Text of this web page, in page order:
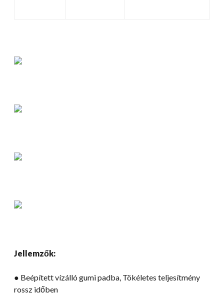
Jellemzők:
● Beépített vízálló gumi padba, Tökéletes teljesítmény
rossz időben